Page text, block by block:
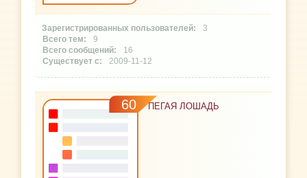
3
9
16
2009-11-12
60 ПЕГАЯ ЛОШАДЬ